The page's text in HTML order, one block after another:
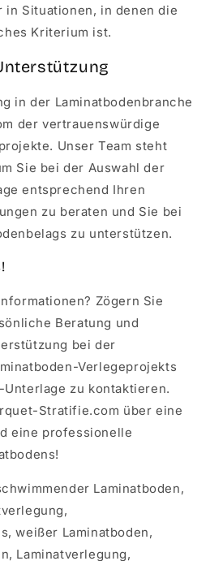
in Situationen, in denen die
Kriterium ist.
in der Laminatbodenbranche
der vertrauenswürdige
Unser Team steht
Sie bei der Auswahl der
entsprechend Ihren
zu beraten und Sie bei
zu unterstützen.
Zögern Sie
Beratung und
bei der
Verlegeprojekts
zu kontaktieren.
Stratifie.com über eine
eine professionelle
Laminatboden,
weißer Laminatboden,
Laminatverlegung,